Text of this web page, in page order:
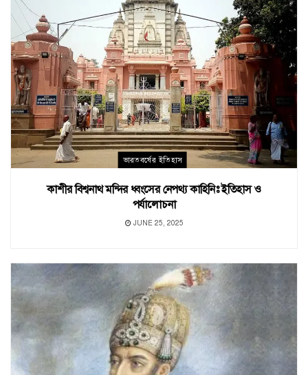
ভারতবর্ষের ইতিহাস
কাশীর বিশ্বনাথ মন্দির ধ্বংসের নেপথ্য কাহিনিঃ ইতিহাস ও
পর্যালোচনা
JUNE 25, 2025